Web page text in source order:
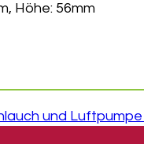
Höhe: 56mm